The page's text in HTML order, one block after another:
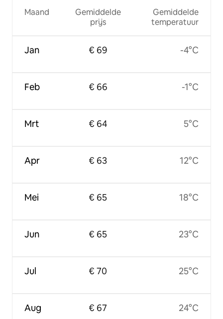
Maand
Jan
Feb
Mrt
Apr
Mei
Jun
Jul
Aug
Gemiddelde
prijs
€ 69
€ 66
€ 64
€ 63
€ 65
€ 65
€ 70
€ 67
Gemiddelde
temperatuur
-4°C
-1°C
5°C
12°C
18°C
23°C
25°C
24°C